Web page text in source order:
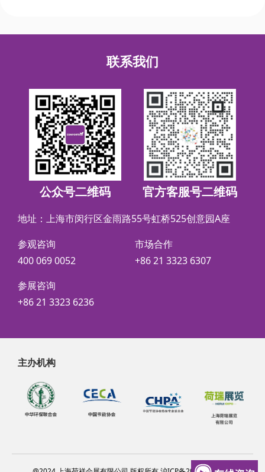
联系我们
公众号二维码 官方客服号二维码
地址：上海市闵行区金雨路55号虹桥525创意园A座
参观咨询
400 069 0052
市场合作
+86 21 3323 6307
参展咨询
+86 21 3323 6236
主办机构